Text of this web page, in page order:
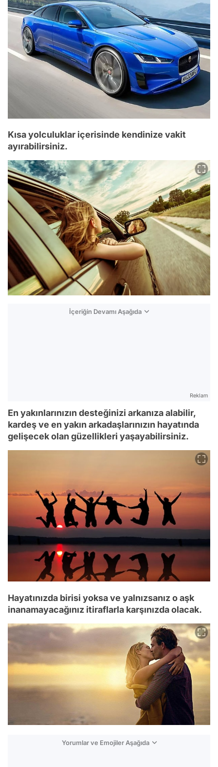
Kısa yolculuklar içerisinde kendinize vakit
ayırabilirsiniz.
İçeriğin Devamı Aşağıda
Reklam
En yakınlarınızın desteğinizi arkanıza alabilir,
kardeş ve en yakın arkadaşlarınızın hayatında
gelişecek olan güzellikleri yaşayabilirsiniz.
Hayatınızda birisi yoksa ve yalnızsanız o aşk
inanamayacağınız itiraflarla karşınızda olacak.
Yorumlar ve Emojiler Aşağıda